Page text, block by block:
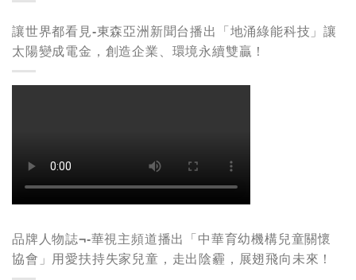
讓世界都看見-東森亞洲新聞台播出「地涌綠能科技」讓
太陽變成電金，創造企業、環境永續雙贏！
品牌人物誌¬-華視主頻道播出「中華育幼機構兒童關懷
協會」用愛扶持失家兒童，走出陰霾，展翅飛向未來！